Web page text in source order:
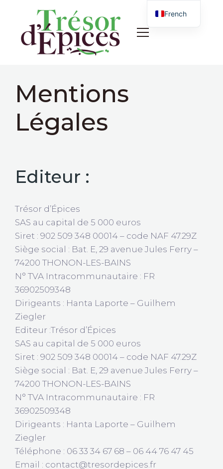
Boutique
Mentions
Légales
Editeur :
Trésor d’Épices
SAS au capital de 5 000 euros
Siret : 902 509 348 00014 – code NAF 47.29Z
Siège social : Bat. E, 29 avenue Jules Ferry –
74200 THONON-LES-BAINS
N° TVA Intracommunautaire : FR
36902509348
Dirigeants : Hanta Laporte – Guilhem
Ziegler
Editeur :Trésor d’Épices
SAS au capital de 5 000 euros
Siret : 902 509 348 00014 – code NAF 47.29Z
Siège social : Bat. E, 29 avenue Jules Ferry –
74200 THONON-LES-BAINS
N° TVA Intracommunautaire : FR
36902509348
Dirigeants : Hanta Laporte – Guilhem
Ziegler
Téléphone : 06 33 34 67 68 – 06 44 76 47 45
Email : contact@tresordepices.fr
French